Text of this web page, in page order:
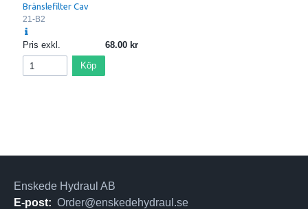
Bränslefilter Cav
21-B2
Pris exkl. 68.00
Köp
Enskede Hydraul AB
E-post: Order@enskedehydraul.se